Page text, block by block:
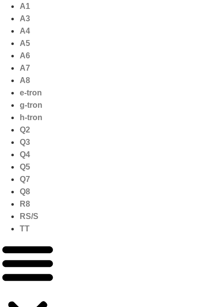
naar
inhoud
A1
A3
A4
A5
A6
A7
A8
e-tron
g-tron
h-tron
Q2
Q3
Q4
Q5
Q7
Q8
R8
RS/S
TT